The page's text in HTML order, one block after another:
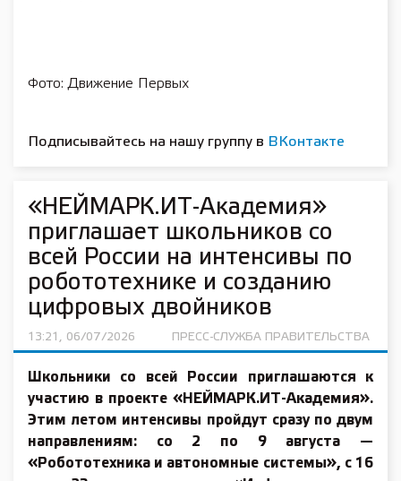
Фото: Движение Первых
Подписывайтесь на нашу группу в ВКонтакте
«НЕЙМАРК.ИТ-Академия»
приглашает школьников со
всей России на интенсивы по
робототехнике и созданию
цифровых двойников
13:21, 06/07/2026 ПРЕСС-СЛУЖБА ПРАВИТЕЛЬСТВА
Школьники со всей России приглашаются к
участию в проекте «НЕЙМАРК.ИТ-Академия».
Этим летом интенсивы пройдут сразу по двум
направлениям: со 2 по 9 августа —
«Робототехника и автономные системы», с 16